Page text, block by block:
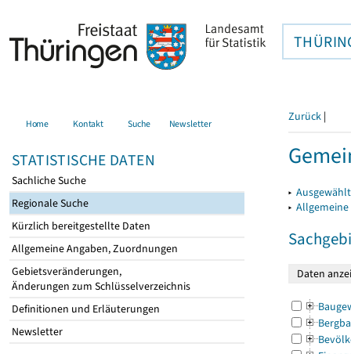
Home Kontakt Suche Newsletter
STATISTISCHE DATEN
Sachliche Suche
Regionale Suche
Kürzlich bereitgestellte Daten
Allgemeine Angaben, Zuordnungen
Gebietsveränderungen,
Änderungen zum Schlüsselverzeichnis
Definitionen und Erläuterungen
Newsletter
Zurück |
▸
▸